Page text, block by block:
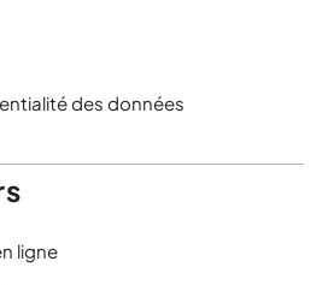
des données
ligne